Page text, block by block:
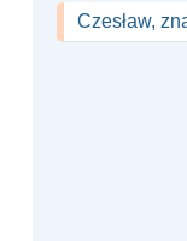
Czesław,